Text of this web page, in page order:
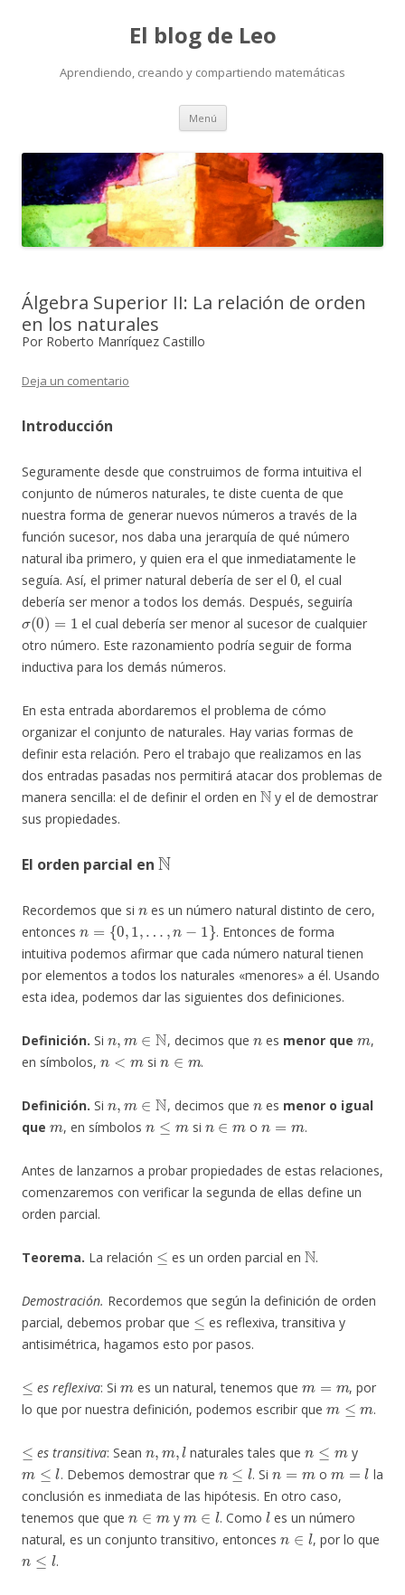
El blog de Leo
Aprendiendo, creando y compartiendo matemáticas
Menú Saltar
contenido
Álgebra Superior II: La relación de orden
en los naturales
Por Roberto Manríquez Castillo
Deja un comentario
Introducción
Seguramente desde que construimos de forma intuitiva el
conjunto de números naturales, te diste cuenta de que
nuestra forma de generar nuevos números a través de la
función sucesor, nos daba una jerarquía de qué número
natural iba primero, y quien era el que inmediatamente le
seguía. Así, el primer natural debería de ser el
0
, el cual
debería ser menor a todos los demás. Después, seguiría
σ(0)=1
el cual debería ser menor al sucesor de cualquier
otro número. Este razonamiento podría seguir de forma
inductiva para los demás números.
En esta entrada abordaremos el problema de cómo
organizar el conjunto de naturales. Hay varias formas de
definir esta relación. Pero el trabajo que realizamos en las
dos entradas pasadas nos permitirá atacar dos problemas de
manera sencilla: el de definir el orden en
N
y el de demostrar
sus propiedades.
El orden parcial en
N
Recordemos que si
es un número natural distinto de cero,
entonces
n= {0,1 ,…,n− 1}
. Entonces de forma
intuitiva podemos afirmar que cada número natural tienen
por elementos a todos los naturales «menores» a él. Usando
esta idea, podemos dar las siguientes dos definiciones.
Definición. Si
N
, decimos que es menor que
,
en símbolos,
n<m
si
n∈m
.
Definición. Si
N
, decimos que es menor o igual
que
m
, en símbolos
n ≤m
si
n∈ m
o
n= m
.
Antes de lanzarnos a probar propiedades de estas relaciones,
comenzaremos con verificar la segunda de ellas define un
orden parcial.
Teorema. La relación es un orden parcial en
N
.
Demostración. Recordemos que según la definición de orden
parcial, debemos probar que
≤
es reflexiva, transitiva y
antisimétrica, hagamos esto por pasos.
es reflexiva: Si es un natural, tenemos que
, por
lo que por nuestra definición, podemos escribir que
m≤m
.
es transitiva: Sean naturales tales que y
m ≤l
. Debemos demostrar que
n≤l
. Si
n=m
o
m=l
la
conclusión es inmediata de las hipótesis. En otro caso,
tenemos que que
n∈m
y
m∈l
. Como
l
es un número
natural, es un conjunto transitivo, entonces
n ∈l
, por lo que
n≤l
.